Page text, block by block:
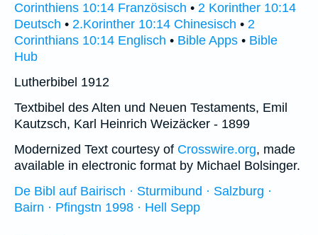
Corinthiens 10:14 Französisch • 2 Korinther 10:14
Deutsch • 2.Korinther 10:14 Chinesisch • 2
Corinthians 10:14 Englisch • Bible Apps • Bible
Hub
Lutherbibel 1912
Textbibel des Alten und Neuen Testaments, Emil
Kautzsch, Karl Heinrich Weizäcker - 1899
Modernized Text courtesy of Crosswire.org, made
available in electronic format by Michael Bolsinger.
De Bibl auf Bairisch · Sturmibund · Salzburg ·
Bairn · Pfingstn 1998 · Hell Sepp